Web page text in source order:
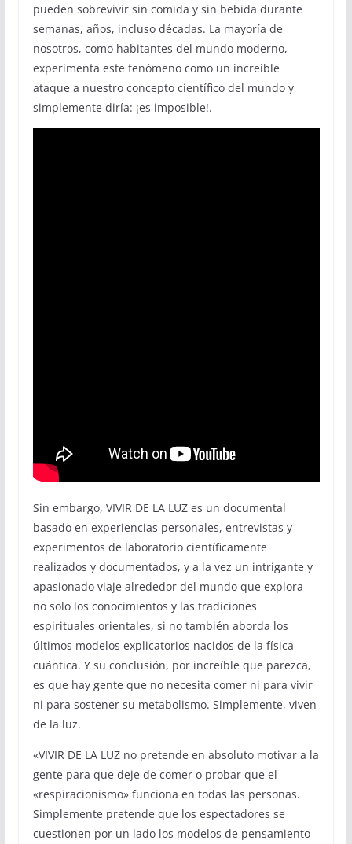
pueden sobrevivir sin comida y sin bebida durante
semanas, años, incluso décadas. La mayoría de
nosotros, como habitantes del mundo moderno,
experimenta este fenómeno como un increíble
ataque a nuestro concepto científico del mundo y
simplemente diría: ¡es imposible!.
Sin embargo, VIVIR DE LA LUZ es un documental
basado en experiencias personales, entrevistas y
experimentos de laboratorio científicamente
realizados y documentados, y a la vez un intrigante y
apasionado viaje alrededor del mundo que explora
no solo los conocimientos y las tradiciones
espirituales orientales, si no también aborda los
últimos modelos explicatorios nacidos de la física
cuántica. Y su conclusión, por increíble que parezca,
es que hay gente que no necesita comer ni para vivir
ni para sostener su metabolismo. Simplemente, viven
de la luz.
«VIVIR DE LA LUZ no pretende en absoluto motivar a la
gente para que deje de comer o probar que el
«respiracionismo» funciona en todas las personas.
Simplemente pretende que los espectadores se
cuestionen por un lado los modelos de pensamiento